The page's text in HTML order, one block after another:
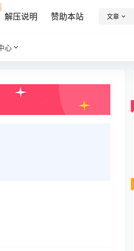
解压说明 赞助本站 文章
心